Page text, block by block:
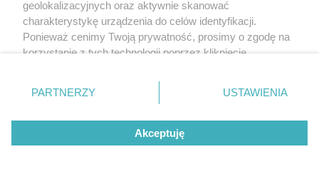
Informacje prawne
geolokalizacyjnych oraz aktywnie skanować
charakterystykę urządzenia do celów identyfikacji.
Ponieważ cenimy Twoją prywatność, prosimy o zgodę na
korzystanie z tych technologii poprzez kliknięcie
zmienić/wycofać klikając przycisk ustawień prywatności
znajdujący się w lewym dolnym rogu strony
rodzaje przetwarzania danych nie wymagają zgody
użytkownika, ale masz prawo sprzeciwić się takiemu
przetwarzaniu. Preferencje będą miały zastosowanie tylko
PARTNERZY USTAWIENIA
Akceptuję